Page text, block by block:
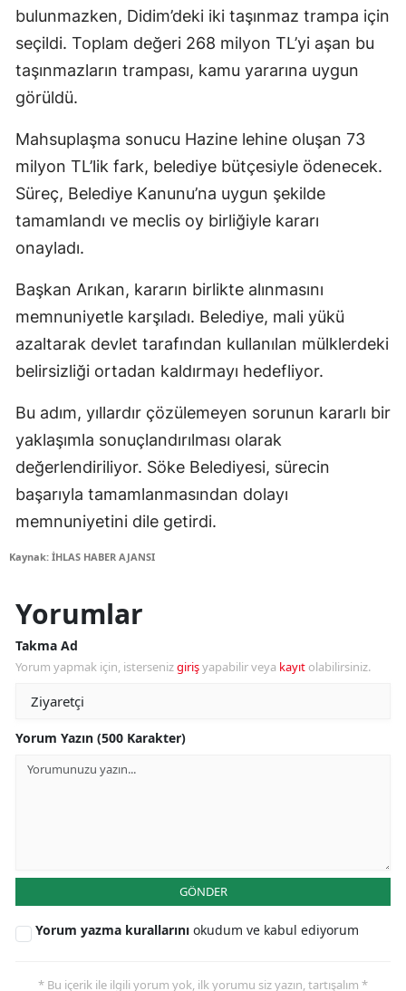
bulunmazken, Didim’deki iki taşınmaz trampa için
seçildi. Toplam değeri 268 milyon TL’yi aşan bu
taşınmazların trampası, kamu yararına uygun
görüldü.
Mahsuplaşma sonucu Hazine lehine oluşan 73
milyon TL’lik fark, belediye bütçesiyle ödenecek.
Süreç, Belediye Kanunu’na uygun şekilde
tamamlandı ve meclis oy birliğiyle kararı
onayladı.
Başkan Arıkan, kararın birlikte alınmasını
memnuniyetle karşıladı. Belediye, mali yükü
azaltarak devlet tarafından kullanılan mülklerdeki
belirsizliği ortadan kaldırmayı hedefliyor.
Bu adım, yıllardır çözülemeyen sorunun kararlı bir
yaklaşımla sonuçlandırılması olarak
değerlendiriliyor. Söke Belediyesi, sürecin
başarıyla tamamlanmasından dolayı
memnuniyetini dile getirdi.
Kaynak: İHLAS HABER AJANSI
Yorumlar
Takma Ad
Yorum yapmak için, istersenizgirişyapabilir veya kayıt olabilirsiniz.
Yorum Yazın (500 Karakter)
GÖNDER
Yorum yazma kurallarını okudum ve kabul ediyorum
* Bu içerik ile ilgili yorum yok, ilk yorumu siz yazın, tartışalım *